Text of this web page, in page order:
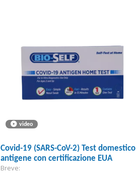
video
Covid-19 (SARS-CoV-2) Test domestico
antigene con certificazione EUA
Breve: